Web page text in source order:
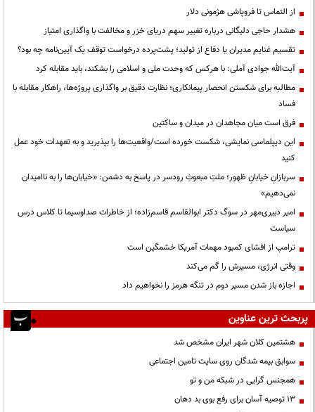
از التماس تا فروپاشی هژمونی دلار
هشدار حاجی دلیگانی درباره تغییر سهم دریای خزر و مخالفت با واگذاری امتیاز
تقسیم غنایم مدیران یا دفاع از تولید؛ پشت‌پرده درخواست توقف یک آیین‌نامه چه بود؟
آیت‌الله جوادی آملی: با هرکس که وحدت ملی و اسلامی را بشکند، باید مقابله کرد
مطالبه برای شکستن انحصار پیمانکاری؛ نظارت دقیق بر واگذاری پروژه‌ها، راهکار مقابله با
فساد
فرق است میان مجاهدان در میدان و ساکتین
این دیپلماسی نمایشی، شکست خورده است/واقعیت‌ها را بپذیرید و به تعهدات خود عمل
کنید
سربازانِ خیابانِ ظهور؛ ملتِ مبعوثِ رودسر در پاسخ به دشمن: «خیابان‌ها را به ناامیدان
نمی‌دهیم»
امیر دبیری‌مهر در سوگ دکتر ابوالقاسم قاسم‌زاده؛ از خاطرات صداوسیما تا کلاس درس
سیاست
ترامپ از افشای کمبود مهمات آمریکا خشمگین است
وقتی انرژی، مسیرش را گم می‌کند
اجازه باز شدن مسیر دوم در تنگه هرمز را نخواهیم داد
پربحث ترین عناوین
هشتمین کلان شهر ایران مشخص شد
سوابق بیمه شدگان روی سایت تامین اجتماعی
همجنس گرایی در شبکه من و تو
13 توصیه آسان برای رفع بوی بد دهان